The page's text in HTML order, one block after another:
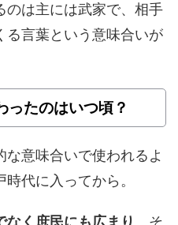
のは主には武家で、相手
る言葉という意味合いが
ったのはいつ頃？
な意味合いで使われるよ
代に入ってから。
なく庶民にも広まり 、そ